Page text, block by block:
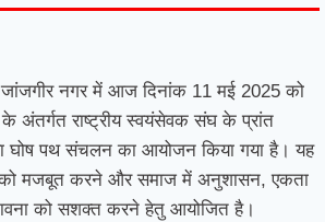
जांजगीर नगर में आज दिनांक 11 मई 2025 को
अंतर्गत राष्ट्रीय स्वयंसेवक संघ के प्रांत
घोष पथ संचलन का आयोजन किया गया है। यह
मजबूत करने और समाज में अनुशासन, एकता
को सशक्त करने हेतु आयोजित है।